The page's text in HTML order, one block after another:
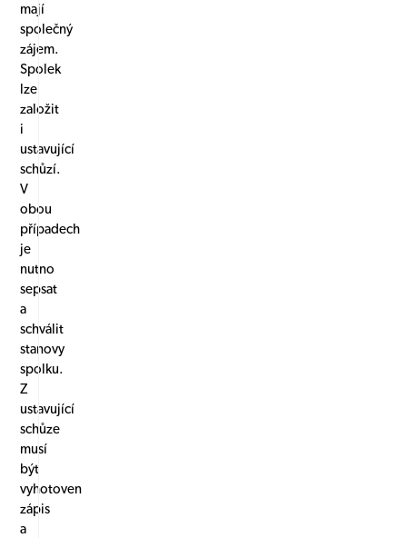
mají
společný
zájem.
Spolek
lze
založit
i
ustavující
schůzí.
V
obou
případech
je
nutno
sepsat
a
schválit
stanovy
spolku.
Z
ustavující
schůze
musí
být
vyhotoven
zápis
a